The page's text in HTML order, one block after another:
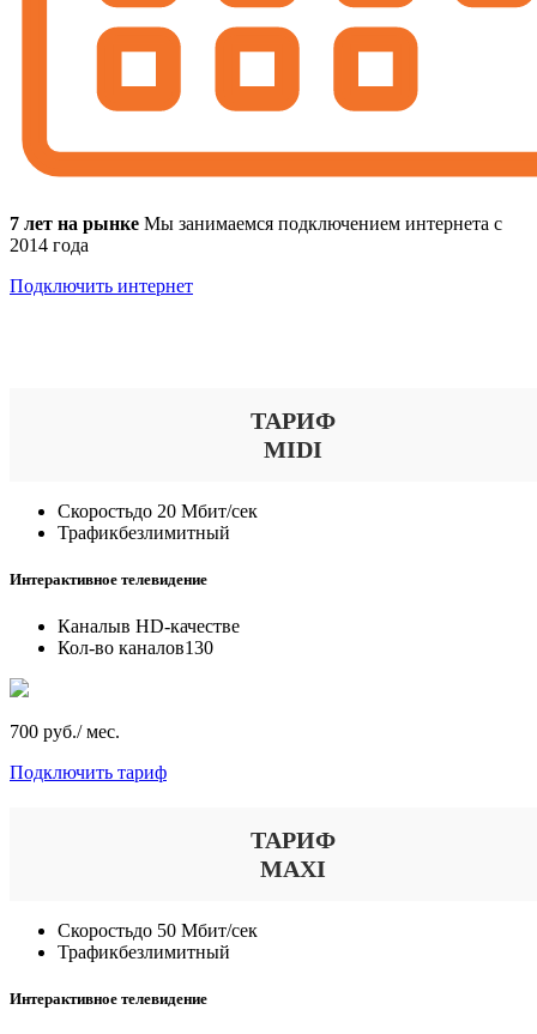
7 лет на рынке Мы занимаемся подключением интернета с
2014 года
Подключить интернет
ТАРИФ
MIDI
Скоростьдо 20 Мбит/сек
Трафикбезлимитный
Интерактивное телевидение
Каналыв HD-качестве
Кол-во каналов130
700 руб./ мес.
Подключить тариф
ТАРИФ
MAXI
Скоростьдо 50 Мбит/сек
Трафикбезлимитный
Интерактивное телевидение